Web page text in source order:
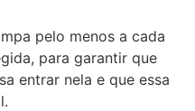
pelo menos a cada
para garantir que
entrar nela e que essa